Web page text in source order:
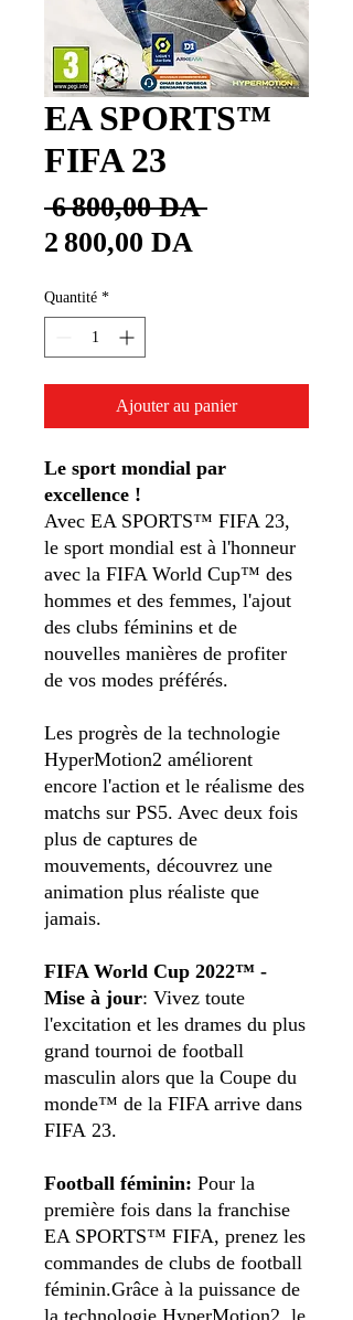
EA SPORTS™
FIFA 23
6 800,00 DA Prix
2 800,00 DA
Quantité *
Ajouter au panier
Le sport mondial par
excellence !
Avec EA SPORTS™ FIFA 23,
le sport mondial est à l'honneur
avec la FIFA World Cup™ des
hommes et des femmes, l'ajout
des clubs féminins et de
nouvelles manières de profiter
de vos modes préférés.
Les progrès de la technologie
HyperMotion2 améliorent
encore l'action et le réalisme des
matchs sur PS5. Avec deux fois
plus de captures de
mouvements, découvrez une
animation plus réaliste que
jamais.
FIFA World Cup 2022™ -
Mise à jour: Vivez toute
l'excitation et les drames du plus
grand tournoi de football
masculin alors que la Coupe du
monde™ de la FIFA arrive dans
FIFA 23.
Football féminin: Pour la
première fois dans la franchise
EA SPORTS™ FIFA, prenez les
commandes de clubs de football
féminin.Grâce à la puissance de
la technologie HyperMotion2, le